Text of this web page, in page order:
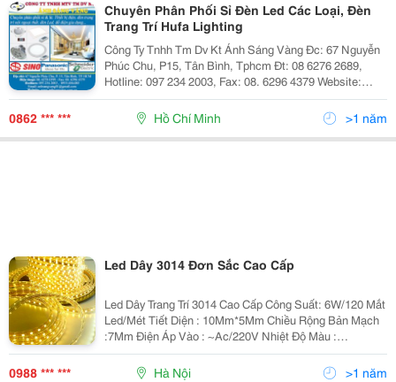
Chuyên Phân Phối Sỉ Đèn Led Các Loại, Đèn
Trang Trí Hufa Lighting
Công Ty Tnhh Tm Dv Kt Ánh Sáng Vàng Đc: 67 Nguyễn
Phúc Chu, P15, Tân Bình, Tphcm Đt: 08 6276 2689,
Hotline: 097 234 2003, Fax: 08. 6296 4379 Website:
Http://Www.anhsangvang.com.vn Email:
Anhsangvang01@Gmail.com Công Ty Ánh Sáng Vàng
0862 *** *** Hồ Chí Minh >1 năm
Led Dây 3014 Đơn Sắc Cao Cấp
Led Dây Trang Trí 3014 Cao Cấp Công Suất: 6W/120 Mắt
Led/Mét Tiết Diện : 10Mm*5Mm Chiều Rộng Bản Mạch
:7Mm Điện Áp Vào : ~Ac/220V Nhiệt Độ Màu :
6500K(Trắng)/3200K(Vàng) Quang Hiệu (Lm/W) : 90-100
0988 *** *** Hà Nội >1 năm